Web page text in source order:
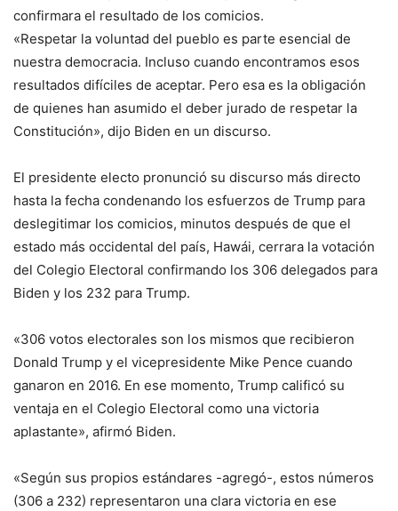
confirmara el resultado de los comicios.
«Respetar la voluntad del pueblo es parte esencial de
nuestra democracia. Incluso cuando encontramos esos
resultados difíciles de aceptar. Pero esa es la obligación
de quienes han asumido el deber jurado de respetar la
Constitución», dijo Biden en un discurso.
El presidente electo pronunció su discurso más directo
hasta la fecha condenando los esfuerzos de Trump para
deslegitimar los comicios, minutos después de que el
estado más occidental del país, Hawái, cerrara la votación
del Colegio Electoral confirmando los 306 delegados para
Biden y los 232 para Trump.
«306 votos electorales son los mismos que recibieron
Donald Trump y el vicepresidente Mike Pence cuando
ganaron en 2016. En ese momento, Trump calificó su
ventaja en el Colegio Electoral como una victoria
aplastante», afirmó Biden.
«Según sus propios estándares -agregó-, estos números
(306 a 232) representaron una clara victoria en ese